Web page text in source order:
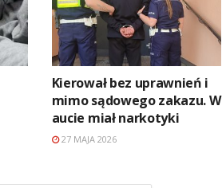
Kierował bez uprawnień i
mimo sądowego zakazu. W
aucie miał narkotyki
27 MAJA 2026